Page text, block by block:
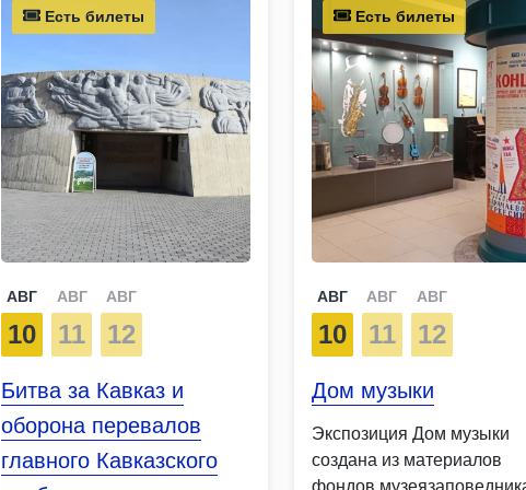
Есть билеты
АВГ
10
АВГ
11
АВГ
12
Битва за Кавказ и
оборона перевалов
главного Кавказского
Есть билеты
АВГ
10
АВГ
11
АВГ
12
Дом музыки
Экспозиция Дом музыки
создана из материалов
фондов